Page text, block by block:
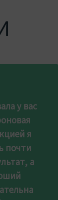
у вас
я
почти
а